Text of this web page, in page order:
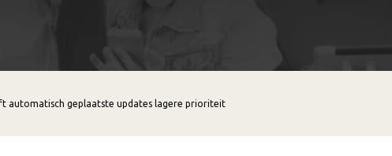
automatisch geplaatste updates lagere prioriteit